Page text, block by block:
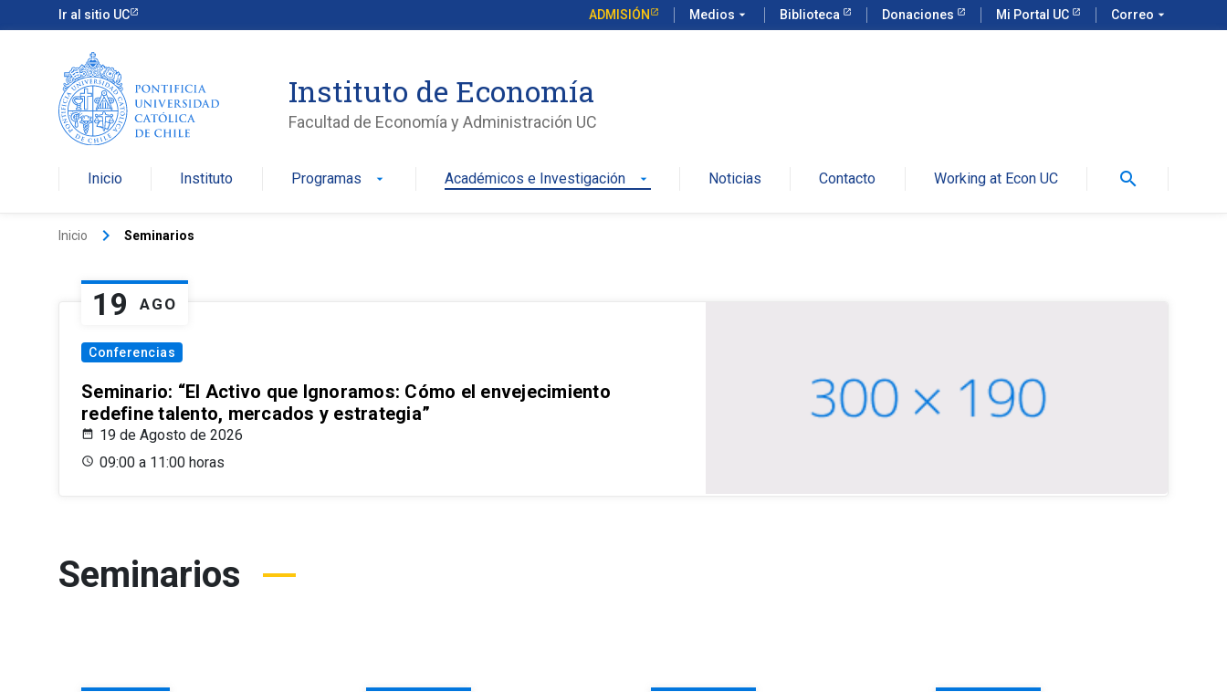
Ir al sitio UC ADMISIÓN Medios arrow_drop_down Biblioteca Donaciones Mi Portal UC Correo arrow_drop_down
Instituto de Economía
Facultad de Economía y Administración UC
Inicio Instituto Programas arrow_drop_down Académicos e Investigación arrow_drop_down Noticias Contacto Working at Econ UC search
Inicio keyboard_arrow_right Seminarios
19 AGO
Conferencias
Seminario: “El Activo que Ignoramos: Cómo el envejecimiento
redefine talento, mercados y estrategia”
19 de Agosto de 2026
09:00 a 11:00 horas
Seminarios